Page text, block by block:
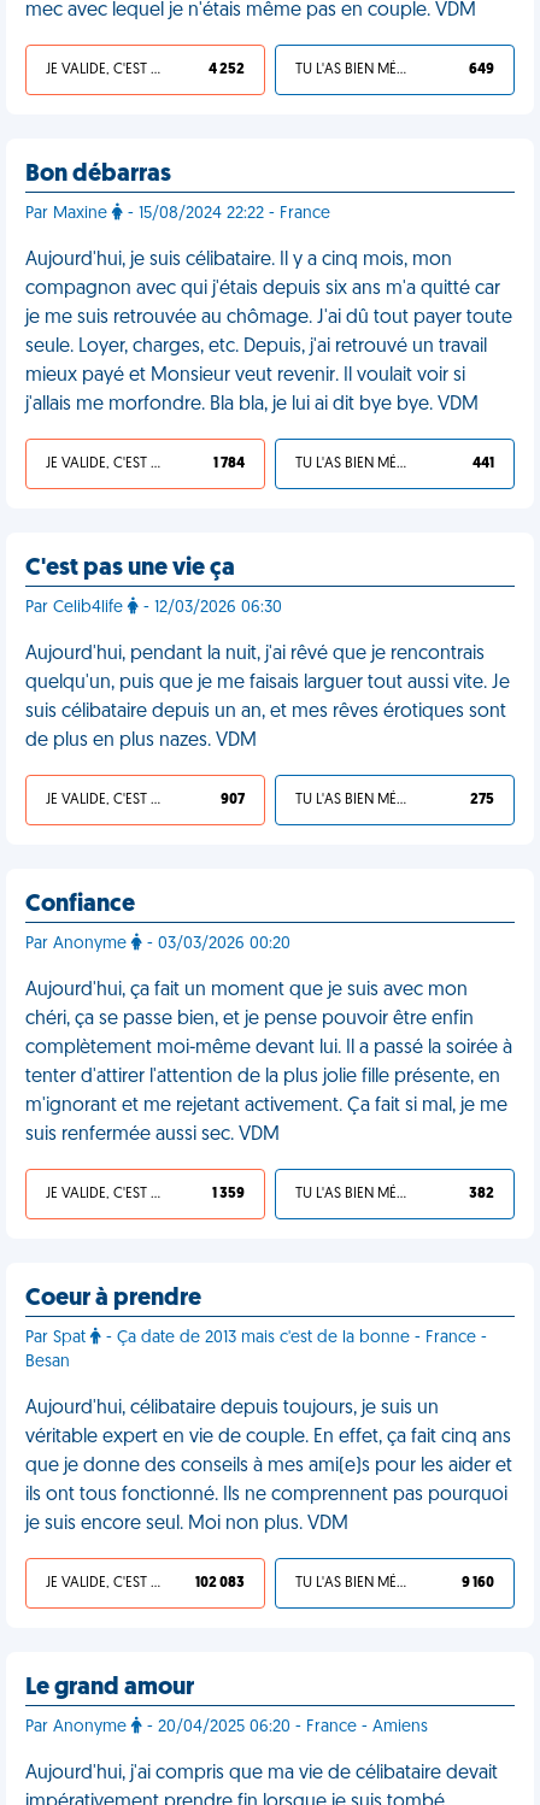
mec avec lequel je n'étais même pas en couple. VDM
JE VALIDE, C'EST UNE VDM 4 252 TU L'AS BIEN MÉRITÉ 649
Bon débarras
Par Maxine - 15/08/2024 22:22 - France
Aujourd'hui, je suis célibataire. Il y a cinq mois, mon
compagnon avec qui j'étais depuis six ans m'a quitté car
je me suis retrouvée au chômage. J'ai dû tout payer toute
seule. Loyer, charges, etc. Depuis, j'ai retrouvé un travail
mieux payé et Monsieur veut revenir. Il voulait voir si
j'allais me morfondre. Bla bla, je lui ai dit bye bye. VDM
JE VALIDE, C'EST UNE VDM 1 784 TU L'AS BIEN MÉRITÉ 441
C'est pas une vie ça
Par Celib4life - 12/03/2026 06:30
Aujourd'hui, pendant la nuit, j'ai rêvé que je rencontrais
quelqu'un, puis que je me faisais larguer tout aussi vite. Je
suis célibataire depuis un an, et mes rêves érotiques sont
de plus en plus nazes. VDM
JE VALIDE, C'EST UNE VDM 907 TU L'AS BIEN MÉRITÉ 275
Confiance
Par Anonyme - 03/03/2026 00:20
Aujourd'hui, ça fait un moment que je suis avec mon
chéri, ça se passe bien, et je pense pouvoir être enfin
complètement moi-même devant lui. Il a passé la soirée à
tenter d'attirer l'attention de la plus jolie fille présente, en
m'ignorant et me rejetant activement. Ça fait si mal, je me
suis renfermée aussi sec. VDM
JE VALIDE, C'EST UNE VDM 1 359 TU L'AS BIEN MÉRITÉ 382
Coeur à prendre
Par Spat
- Ça date de 2013 mais c'est de la bonne - France -
Besan
Aujourd'hui, célibataire depuis toujours, je suis un
véritable expert en vie de couple. En effet, ça fait cinq ans
que je donne des conseils à mes ami(e)s pour les aider et
ils ont tous fonctionné. Ils ne comprennent pas pourquoi
je suis encore seul. Moi non plus. VDM
JE VALIDE, C'EST UNE VDM 102 083 TU L'AS BIEN MÉRITÉ 9 160
Le grand amour
Par Anonyme - 20/04/2025 06:20 - France - Amiens
Aujourd'hui, j'ai compris que ma vie de célibataire devait